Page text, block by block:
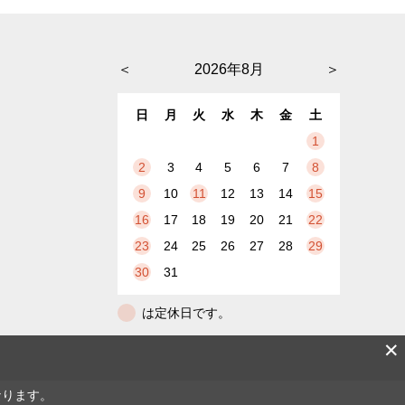
＜ ＞
2026年8月
日 月 火 水 木 金
土
1
2
3 4 5 6 7
8
9
10 11 12 13 14
15
16
17 18 19 20 21
22
23
24 25 26 27 28
29
30
31
は定休日です。
✕
ます。